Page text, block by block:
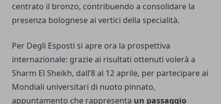
centrato il bronzo, contribuendo a consolidare la
presenza bolognese ai vertici della specialità.
Per Degli Esposti si apre ora la prospettiva
internazionale: grazie ai risultati ottenuti volerà a
Sharm El Sheikh, dall’8 al 12 aprile, per partecipare ai
Mondiali universitari di nuoto pinnato,
appuntamento che rappresenta un passaggio